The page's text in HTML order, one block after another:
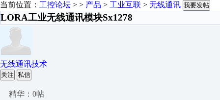
当前位置： 工控论坛 > > 产品 > 工业互联 > 无线通讯 我要发帖
LORA工业无线通讯模块Sx1278
无线通讯技术
关注 私信
精华：0帖